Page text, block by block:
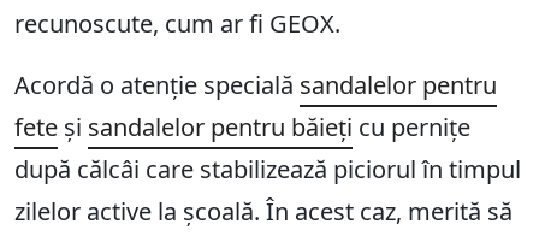
recunoscute, cum ar fi GEOX.
Acordă o atenție specială sandalelor pentru
fete și sandalelor pentru băieți cu pernițe
după călcâi care stabilizează piciorul în timpul
zilelor active la școală. În acest caz, merită să